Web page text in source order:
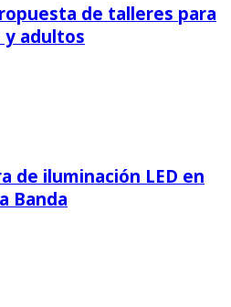
de talleres para
y adultos
de iluminación LED en
Banda